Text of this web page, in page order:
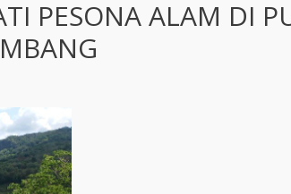
PESONA ALAM DI